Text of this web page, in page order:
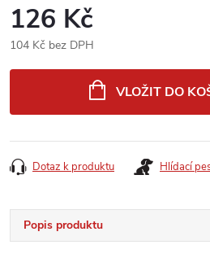
126 Kč
104 Kč bez DPH
VLOŽIT DO
Dotaz k produktu Hlídací
Popis produktu